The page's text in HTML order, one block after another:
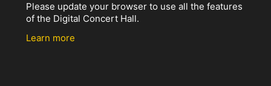
Please update your browser to use all the features
of the Digital Concert Hall.
Learn more